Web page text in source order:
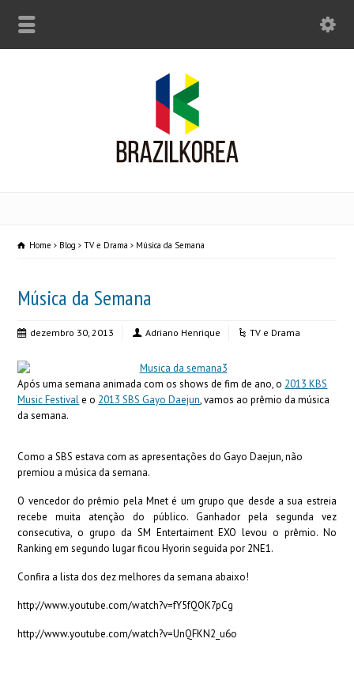
Home Blog TV e Drama Música da Semana
Música da Semana
dezembro 30, 2013 Adriano Henrique TV e Drama
Após uma semana animada com os shows de fim de ano, o 2013 KBS
Music Festivale o 2013 SBS Gayo Daejun, vamos ao prêmio da música
da semana.
Como a SBS estava com as apresentações do Gayo Daejun, não
premiou a música da semana.
O vencedor do prêmio pela Mnet é um grupo que desde a sua estreia
recebe muita atenção do público. Ganhador pela segunda vez
consecutiva, o grupo da SM Entertaiment EXO levou o prêmio. No
Ranking em segundo lugar ficou Hyorin seguida por 2NE1.
Confira a lista dos dez melhores da semana abaixo!
http://www.youtube.com/watch?v=fY5fQOK7pCg
http://www.youtube.com/watch?v=UnQFKN2_u6o